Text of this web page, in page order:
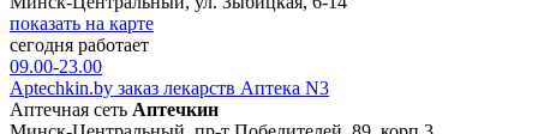
показать на карте
сегодня работает
09.00-23.00
Aptechkin.by заказ лекарств Аптека N3
Аптечная сеть Аптечкин